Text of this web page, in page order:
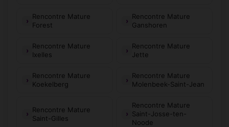
Rencontre Mature
Forest
Rencontre Mature
Ganshoren
Rencontre Mature
Ixelles
Rencontre Mature
Jette
Rencontre Mature
Koekelberg
Rencontre Mature
Molenbeek-Saint-Jean
Rencontre Mature
Saint-Gilles
Rencontre Mature
Saint-Josse-ten-
Noode